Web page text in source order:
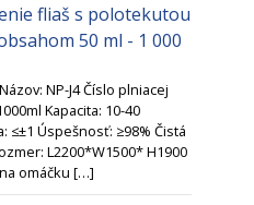
fliaš s polotekutou
50 ml - 1 000
NP-J4 Číslo plniacej
Kapacita: 10-40
≤±1 Úspešnosť: ≥98% Čistá
L2200*W1500* H1900
omáčku […]